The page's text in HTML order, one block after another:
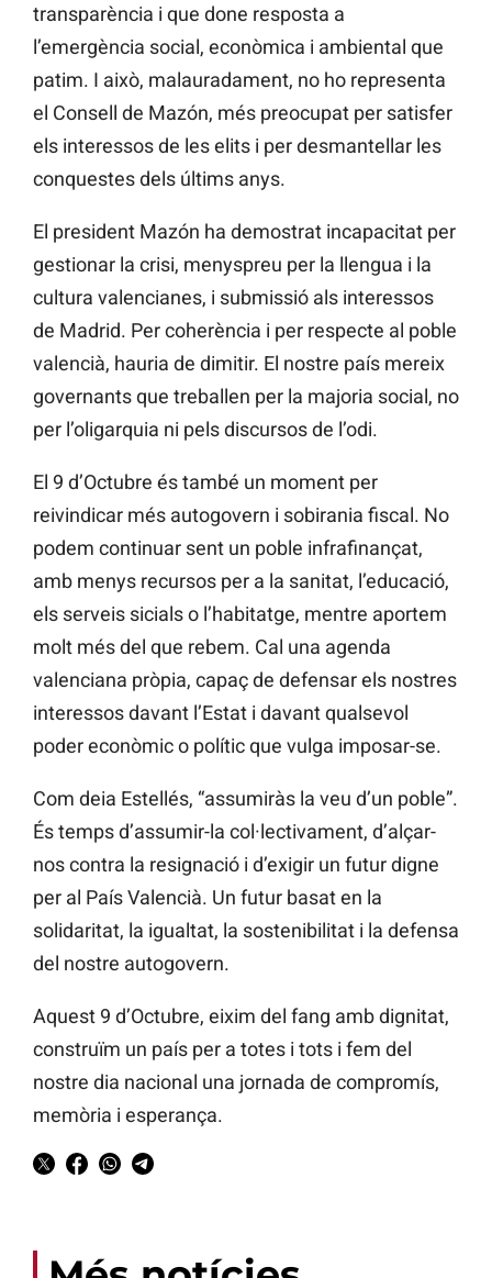
transparència i que done resposta a
l’emergència social, econòmica i ambiental que
patim. I això, malauradament, no ho representa
el Consell de Mazón, més preocupat per satisfer
els interessos de les elits i per desmantellar les
conquestes dels últims anys.
El president Mazón ha demostrat incapacitat per
gestionar la crisi, menyspreu per la llengua i la
cultura valencianes, i submissió als interessos
de Madrid. Per coherència i per respecte al poble
valencià, hauria de dimitir. El nostre país mereix
governants que treballen per la majoria social, no
per l’oligarquia ni pels discursos de l’odi.
El 9 d’Octubre és també un moment per
reivindicar més autogovern i sobirania fiscal. No
podem continuar sent un poble infrafinançat,
amb menys recursos per a la sanitat, l’educació,
els serveis sicials o l’habitatge, mentre aportem
molt més del que rebem. Cal una agenda
valenciana pròpia, capaç de defensar els nostres
interessos davant l’Estat i davant qualsevol
poder econòmic o polític que vulga imposar-se.
Com deia Estellés, “assumiràs la veu d’un poble”.
És temps d’assumir-la col·lectivament, d’alçar-
nos contra la resignació i d’exigir un futur digne
per al País Valencià. Un futur basat en la
solidaritat, la igualtat, la sostenibilitat i la defensa
del nostre autogovern.
Aquest 9 d’Octubre, eixim del fang amb dignitat,
construïm un país per a totes i tots i fem del
nostre dia nacional una jornada de compromís,
memòria i esperança.